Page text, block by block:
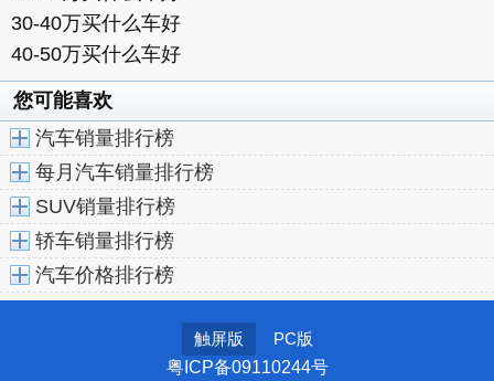
30-40万买什么车好
40-50万买什么车好
您可能喜欢
汽车销量排行榜
每月汽车销量排行榜
SUV销量排行榜
轿车销量排行榜
汽车价格排行榜
触屏版
PC版
粤ICP备09110244号